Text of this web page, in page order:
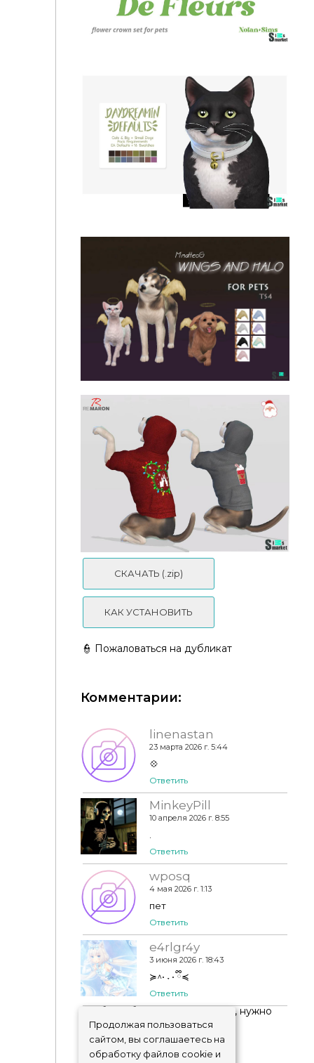
Венок для животных "Couronne De Fleurs" для
Симс 4
Глаза "DayDreamin Defaults" для Симс 4
Крылышки wings by mmatteog
Худи Xmas by remaron
СКАЧАТЬ (.zip)
КАК УСТАНОВИТЬ
👮 Пожаловаться на дубликат
Комментарии:
linenastan
23 марта 2026 г. 5:44
💠
Ответить
MinkeyPill
10 апреля 2026 г. 8:55
Ответить
wposq
4 мая 2026 г. 1:13
пет
Ответить
e4rlgr4y
3 июня 2026 г. 18:43
≽^• ˕ • ྀི≼
Ответить
Чтобы добавить комментарий, нужно
авторизоваться !
Продолжая пользоваться
сайтом, вы соглашаетесь на
обработку файлов cookie и